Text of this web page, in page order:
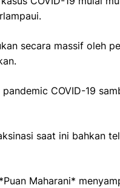
secara massif oleh
COVID-19
saat ini bahkan
Maharani*